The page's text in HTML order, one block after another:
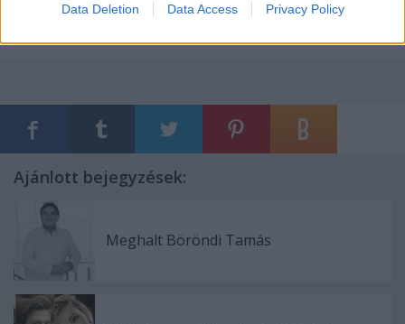
Data Deletion Data Access Privacy Policy
Ajánlott bejegyzések:
Meghalt Böröndi Tamás